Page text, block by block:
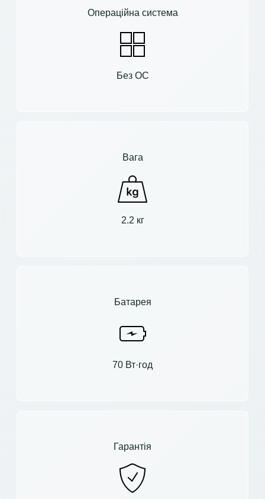
Операційна система
Без ОС
Вага
2.2 кг
Батарея
70 Вт·год
Гарантія